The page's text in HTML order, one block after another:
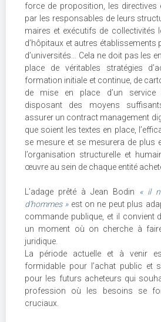
force de proposition, les directives
par les responsables de leurs
maires et exécutifs de collectivités
d’hôpitaux et autres établissements
d’universités… Cela ne doit pas les
place de véritables stratégies
formation initiale et continue, de
de mise en place d’un service
disposant des moyens
assurer un contract management
que soient les textes en place,
se mesure et se mesurera de plus
l’organisation structurelle et
œuvre au sein de chaque entité
L’adage prêté à Jean Bodin
« il
d’hommes » est on ne peut plus
commande publique, et il convient
un moment où on cherche à
juridique.
La période actuelle et à venir
formidable pour l’achat public et
pour les futurs acheteurs qui
profession où les besoins se
cruciaux.